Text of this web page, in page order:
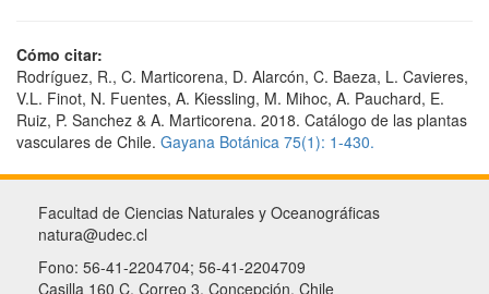
Cómo citar:
Rodríguez, R., C. Marticorena, D. Alarcón, C. Baeza, L. Cavieres,
V.L. Finot, N. Fuentes, A. Kiessling, M. Mihoc, A. Pauchard, E.
Ruiz, P. Sanchez & A. Marticorena. 2018. Catálogo de las plantas
vasculares de Chile. Gayana Botánica 75(1): 1-430.
Facultad de Ciencias Naturales y Oceanográficas
natura@udec.cl
Fono: 56-41-2204704; 56-41-2204709
Casilla 160 C, Correo 3, Concepción, Chile